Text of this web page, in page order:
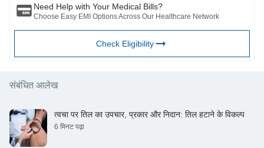
Need Help with Your Medical Bills?
Choose Easy EMI Options Across Our Healthcare Network
Check Eligibility
संबंधित आलेख
त्वचा पर तिल का उपचार, प्रकार और निदान: तिल हटाने के विकल्प
6 मिनट पढ़ा